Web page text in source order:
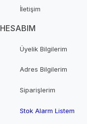
İletişim
HESABIM
Üyelik Bilgilerim
Adres Bilgilerim
Siparişlerim
Stok Alarm Listem